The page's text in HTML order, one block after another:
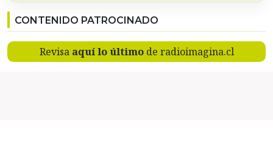
CONTENIDO PATROCINADO
Revisa aquí lo últimode radioimagina.cl